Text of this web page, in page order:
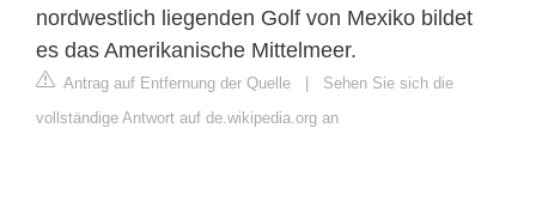
nordwestlich liegenden Golf von Mexiko bildet
es das Amerikanische Mittelmeer.
Antrag auf Entfernung der Quelle
Sehen Sie sich die
vollständige Antwort auf de.wikipedia.org an